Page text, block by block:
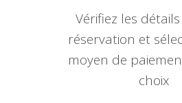
Vérifiez les
réservation et
moyen de
choix